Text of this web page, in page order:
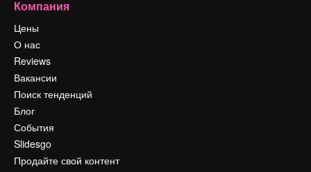
Компания
Цены
О нас
Reviews
Вакансии
Поиск тенденций
Блог
События
Slidesgo
Продайте свой контент